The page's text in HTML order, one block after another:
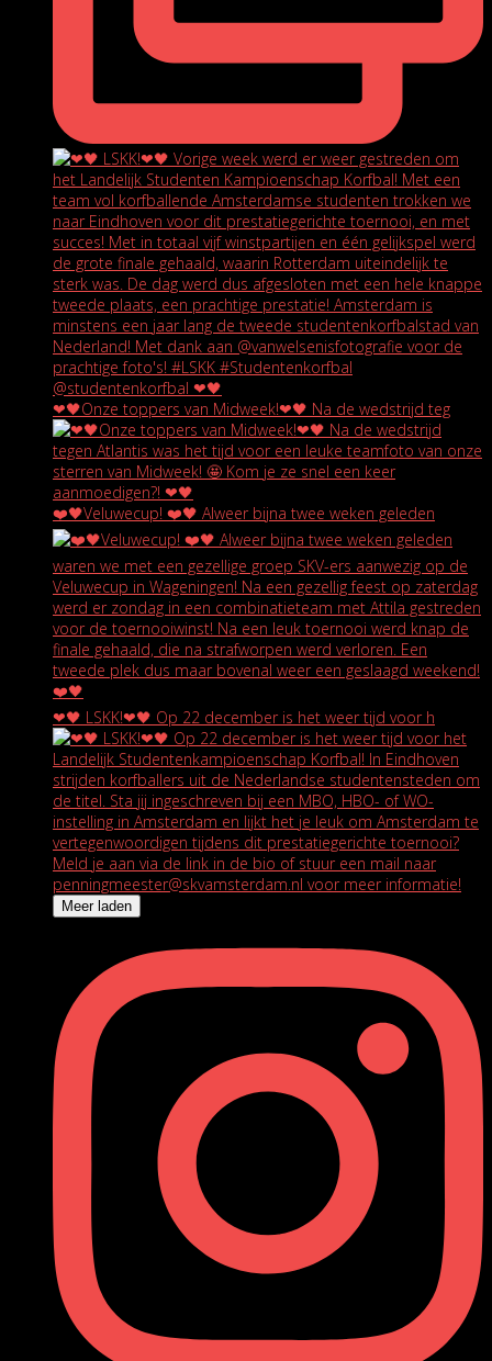
❤🖤Onze toppers van Midweek!❤🖤 Na de wedstrijd teg
❤️🖤Veluwecup! ❤️🖤 Alweer bijna twee weken geleden
❤🖤 LSKK!❤🖤 Op 22 december is het weer tijd voor h
Meer laden